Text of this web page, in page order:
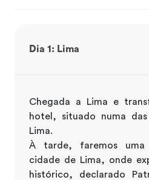
Dia 1: Lima
Chegada a Lima e
hotel, situado numa
Lima.
À tarde, faremos
cidade de Lima, onde
histórico, declarado